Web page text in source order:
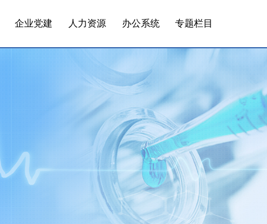
企业党建 人力资源 办公系统 专题栏目